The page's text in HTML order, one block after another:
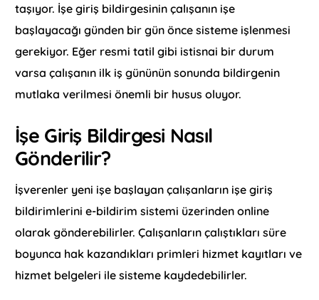
taşıyor. İşe giriş bildirgesinin çalışanın işe
başlayacağı günden bir gün önce sisteme işlenmesi
gerekiyor. Eğer resmi tatil gibi istisnai bir durum
varsa çalışanın ilk iş gününün sonunda bildirgenin
mutlaka verilmesi önemli bir husus oluyor.
İşe Giriş Bildirgesi Nasıl
Gönderilir?
İşverenler yeni işe başlayan çalışanların işe giriş
bildirimlerini e-bildirim sistemi üzerinden online
olarak gönderebilirler. Çalışanların çalıştıkları süre
boyunca hak kazandıkları primleri hizmet kayıtları ve
hizmet belgeleri ile sisteme kaydedebilirler.